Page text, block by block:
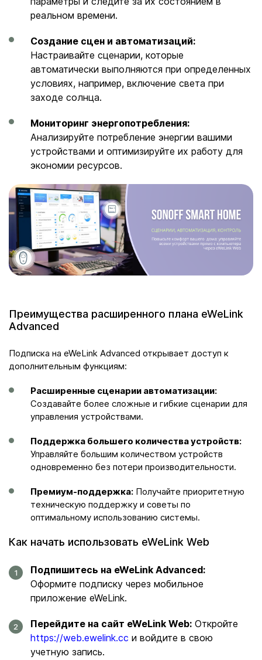
реальном времени.
Создание сцен и автоматизаций:
Настраивайте сценарии, которые
автоматически выполняются при определенных
условиях, например, включение света при
заходе солнца.
Мониторинг энергопотребления:
Анализируйте потребление энергии вашими
устройствами и оптимизируйте их работу для
экономии ресурсов.
Преимущества расширенного плана eWeLink
Advanced
Подписка на eWeLink Advanced открывает доступ к
дополнительным функциям:
Расширенные сценарии автоматизации:
Создавайте более сложные и гибкие сценарии для
управления устройствами.
Поддержка большего количества устройств:
Управляйте большим количеством устройств
одновременно без потери производительности.
Премиум-поддержка: Получайте приоритетную
техническую поддержку и советы по
оптимальному использованию системы.
Как начать использовать eWeLink Web
Подпишитесь на eWeLink Advanced:
Оформите подписку через мобильное
приложение eWeLink.
Перейдите на сайт eWeLink Web: Откройте
https://web.ewelink.cc и войдите в свою
учетную запись.